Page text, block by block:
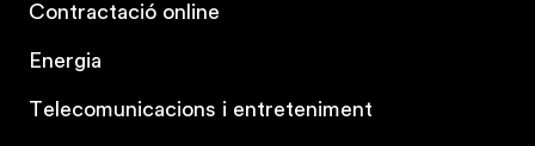
Contractació online
Energia
Telecomunicacions i entreteniment